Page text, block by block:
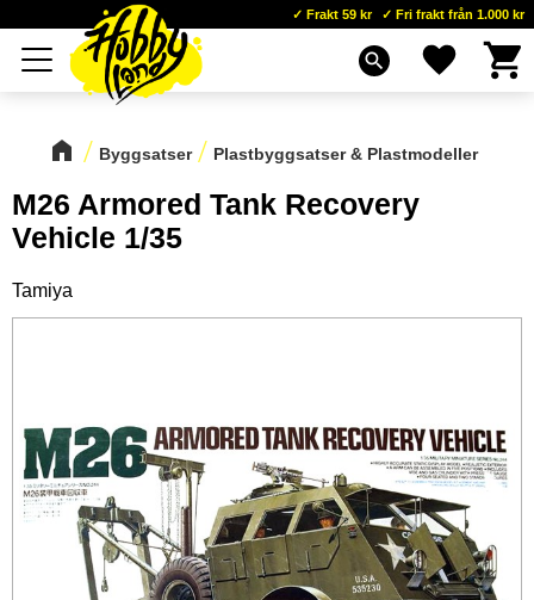
Meny
Frakt 59 kr Fri frakt från 1.000 kr
search Favoriter
Byggsatser Plastbyggsatser & Plastmodeller
M26 Armored Tank Recovery
Vehicle 1/35
Tamiya